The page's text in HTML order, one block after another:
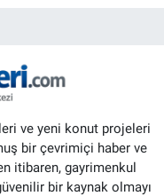
ve yeni konut projeleri
bir çevrimiçi haber ve
itibaren, gayrimenkul
bir kaynak olmayı